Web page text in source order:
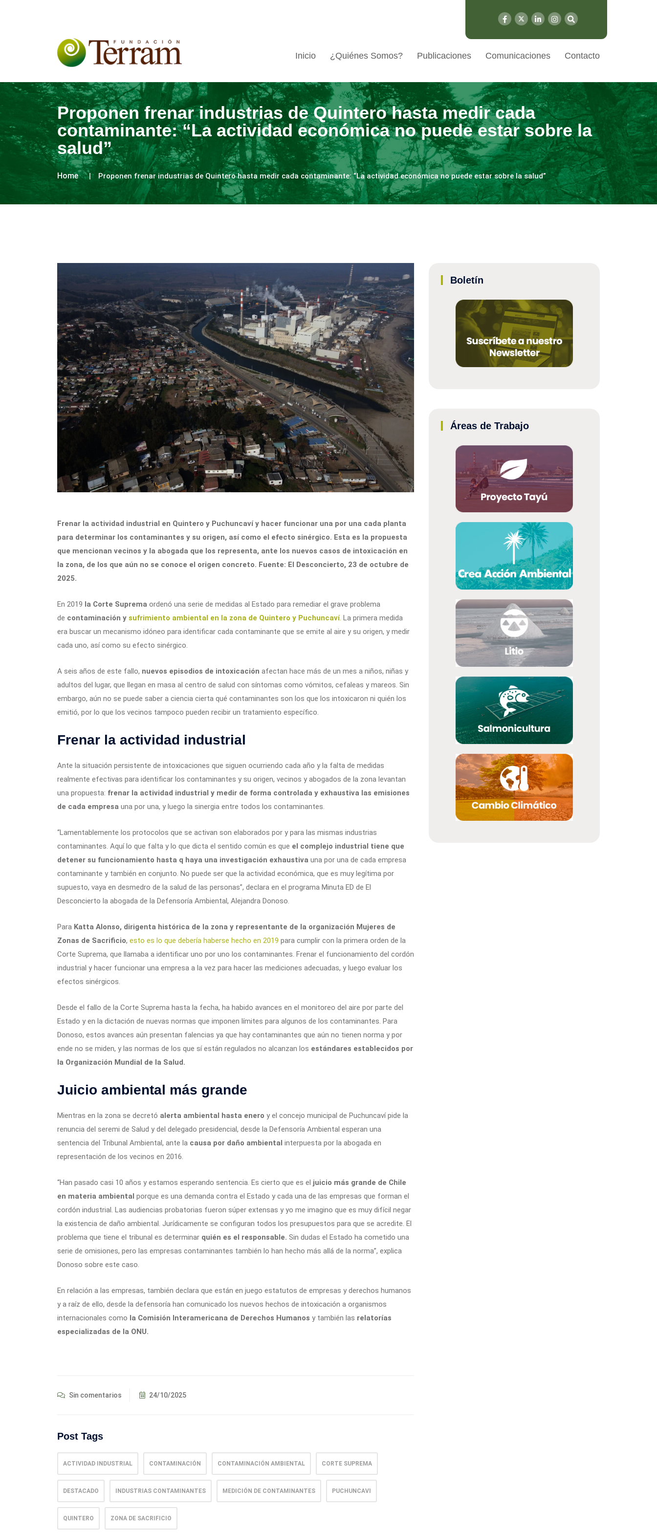
Inicio ¿Quiénes Somos? Publicaciones Comunicaciones Contacto
Proponen frenar industrias de Quintero hasta medir cada
contaminante: “La actividad económica no puede estar sobre la
salud”
Home Proponen frenar industrias de Quintero hasta medir cada contaminante: “La actividad económica no puede estar sobre la salud”
Frenar la actividad industrial en Quintero y Puchuncaví y hacer funcionar una por una cada planta
para determinar los contaminantes y su origen, así como el efecto sinérgico. Esta es la propuesta
que mencionan vecinos y la abogada que los representa, ante los nuevos casos de intoxicación en
la zona, de los que aún no se conoce el origen concreto. Fuente: El Desconcierto, 23 de octubre de
2025.
En 2019 la Corte Suprema ordenó una serie de medidas al Estado para remediar el grave problema
de contaminación y sufrimiento ambiental en la zona de Quintero y Puchuncaví. La primera medida
era buscar un mecanismo idóneo para identificar cada contaminante que se emite al aire y su origen, y medir
cada uno, así como su efecto sinérgico.
A seis años de este fallo, nuevos episodios de intoxicación afectan hace más de un mes a niños, niñas y
adultos del lugar, que llegan en masa al centro de salud con síntomas como vómitos, cefaleas y mareos. Sin
embargo, aún no se puede saber a ciencia cierta qué contaminantes son los que los intoxicaron ni quién los
emitió, por lo que los vecinos tampoco pueden recibir un tratamiento específico.
Frenar la actividad industrial
Ante la situación persistente de intoxicaciones que siguen ocurriendo cada año y la falta de medidas
realmente efectivas para identificar los contaminantes y su origen, vecinos y abogados de la zona levantan
una propuesta: frenar la actividad industrial y medir de forma controlada y exhaustiva las emisiones
de cada empresa una por una, y luego la sinergia entre todos los contaminantes.
“Lamentablemente los protocolos que se activan son elaborados por y para las mismas industrias
contaminantes. Aquí lo que falta y lo que dicta el sentido común es que el complejo industrial tiene que
detener su funcionamiento hasta q haya una investigación exhaustiva una por una de cada empresa
contaminante y también en conjunto. No puede ser que la actividad económica, que es muy legítima por
supuesto, vaya en desmedro de la salud de las personas”, declara en el programa Minuta ED de El
Desconcierto la abogada de la Defensoría Ambiental, Alejandra Donoso.
Para Katta Alonso, dirigenta histórica de la zona y representante de la organización Mujeres de
Zonas de Sacrificio, esto es lo que debería haberse hecho en 2019 para cumplir con la primera orden de la
Corte Suprema, que llamaba a identificar uno por uno los contaminantes. Frenar el funcionamiento del cordón
industrial y hacer funcionar una empresa a la vez para hacer las mediciones adecuadas, y luego evaluar los
efectos sinérgicos.
Desde el fallo de la Corte Suprema hasta la fecha, ha habido avances en el monitoreo del aire por parte del
Estado y en la dictación de nuevas normas que imponen límites para algunos de los contaminantes. Para
Donoso, estos avances aún presentan falencias ya que hay contaminantes que aún no tienen norma y por
ende no se miden, y las normas de los que sí están regulados no alcanzan los estándares establecidos por
la Organización Mundial de la Salud.
Juicio ambiental más grande
Mientras en la zona se decretó alerta ambiental hasta enero y el concejo municipal de Puchuncaví pide la
renuncia del seremi de Salud y del delegado presidencial, desde la Defensoría Ambiental esperan una
sentencia del Tribunal Ambiental, ante la causa por daño ambiental interpuesta por la abogada en
representación de los vecinos en 2016.
“Han pasado casi 10 años y estamos esperando sentencia. Es cierto que es el juicio más grande de Chile
en materia ambiental porque es una demanda contra el Estado y cada una de las empresas que forman el
cordón industrial. Las audiencias probatorias fueron súper extensas y yo me imagino que es muy difícil negar
la existencia de daño ambiental. Jurídicamente se configuran todos los presupuestos para que se acredite. El
problema que tiene el tribunal es determinar quién es el responsable. Sin dudas el Estado ha cometido una
serie de omisiones, pero las empresas contaminantes también lo han hecho más allá de la norma”, explica
Donoso sobre este caso.
En relación a las empresas, también declara que están en juego estatutos de empresas y derechos humanos
y a raíz de ello, desde la defensoría han comunicado los nuevos hechos de intoxicación a organismos
internacionales como la Comisión Interamericana de Derechos Humanos y también las relatorías
especializadas de la ONU.
Sin comentarios 24/10/2025
Post Tags
ACTIVIDAD INDUSTRIAL CONTAMINACIÓN CONTAMINACIÓN AMBIENTAL CORTE SUPREMA
DESTACADO INDUSTRIAS CONTAMINANTES MEDICIÓN DE CONTAMINANTES PUCHUNCAVI
QUINTERO ZONA DE SACRIFICIO
Boletín
Áreas de Trabajo